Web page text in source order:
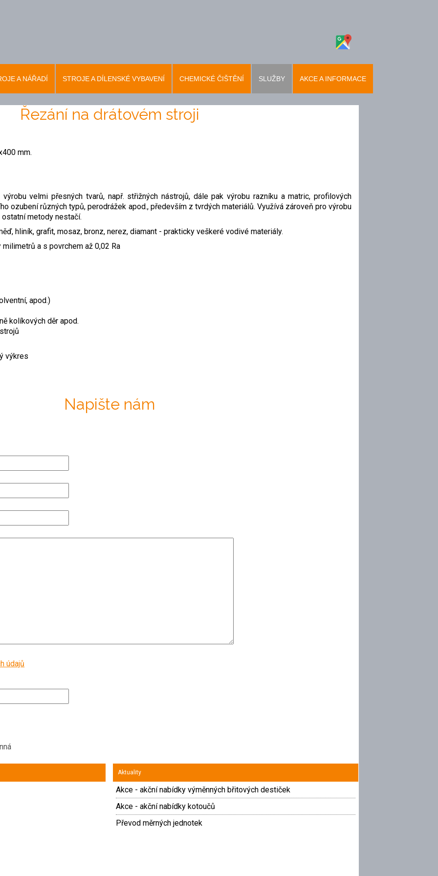
A NÁŘADÍ STROJE A DÍLENSKÉ VYBAVENÍ CHEMICKÉ ČIŠTĚNÍ SLUŽBY AKCE A INFORMACE
Řezání na drátovém stroji
mm.
velmi přesných tvarů, např. střižných nástrojů, dále pak výrobu razníku a matric, profilových
ozubení různých typů, perodrážek apod., především z tvrdých materiálů. Využívá zároveň pro výrobu
metody nestačí.
hliník, grafit, mosaz, bronz, nerez, diamant - prakticky veškeré vodivé materiály.
a s povrchem až 0,02 Ra
apod.)
kolíkových děr apod.
výkres
Napište nám
údajů
Aktuality
Akce - akční nabídky výměnných břitových destiček
Akce - akční nabídky kotoučů
Převod měrných jednotek